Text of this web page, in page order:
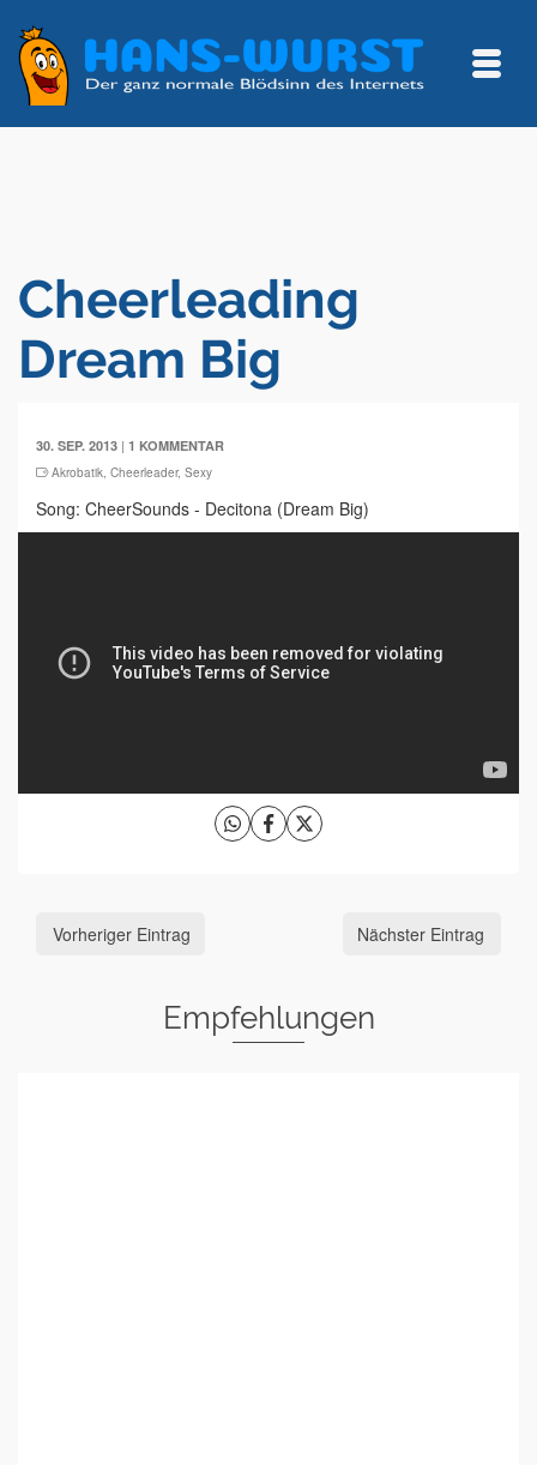
Cheerleading
Dream Big
30. SEP. 2013 | 1 KOMMENTAR
Akrobatik, Cheerleader, Sexy
Song: CheerSounds - Decitona (Dream Big)
Vorheriger Eintrag Nächster Eintrag
Empfehlungen